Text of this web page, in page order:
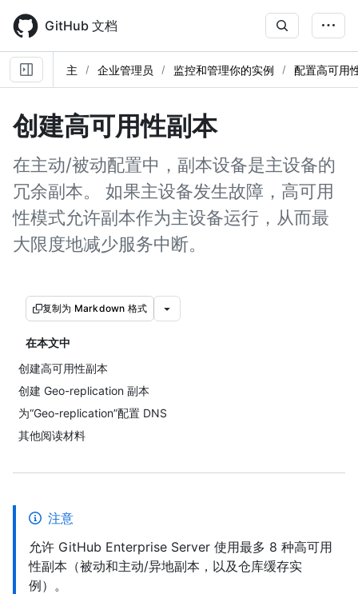
main
content
GitHub 文档
主 企业管理员 监控和管理你的实例 配置高可用
创建高可用性副本
在主动/被动配置中，副本设备是主设备的
冗余副本。 如果主设备发生故障，高可用
性模式允许副本作为主设备运行，从而最
大限度地减少服务中断。
复制为 Markdown 格式
在本文中
创建高可用性副本
创建 Geo-replication 副本
为“Geo-replication”配置 DNS
其他阅读材料
注意
允许 GitHub Enterprise Server 使用最多 8 种高可用
性副本（被动和主动/异地副本，以及仓库缓存实
例）。